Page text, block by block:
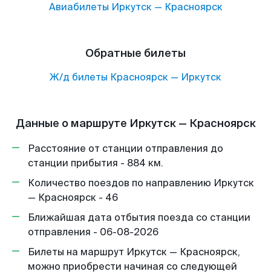
Авиабилеты Иркутск— Красноярск
Обратные билеты
Ж/д билеты Красноярск — Иркутск
Данные о маршруте Иркутск — Красноярск
Расстояние от станции отправления до
станции прибытия - 884 км.
Количество поездов по направлению Иркутск
— Красноярск - 46
Ближайшая дата отбытия поезда со станции
отправления - 06-08-2026
Билеты на маршрут Иркутск — Красноярск,
можно приобрести начиная со следующей